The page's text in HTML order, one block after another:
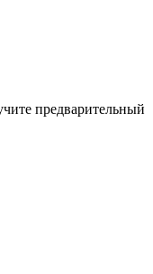
предварительный